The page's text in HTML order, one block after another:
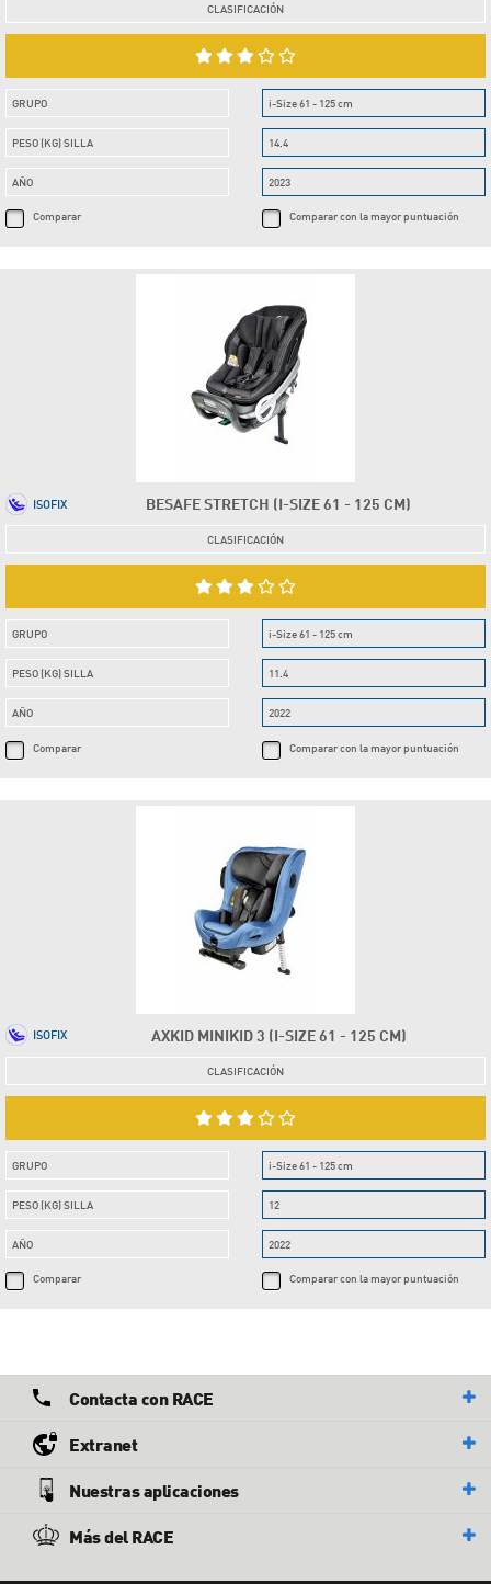
CLASIFICACIÓN
GRUPO
PESO (KG) SILLA
AÑO
Comparar
i-Size 61 - 125 cm
14.4
2023
Comparar con la mayor puntuación
BESAFE STRETCH (I-SIZE 61 - 125 CM)
ISOFIX
CLASIFICACIÓN
GRUPO
PESO (KG) SILLA
AÑO
Comparar
i-Size 61 - 125 cm
11.4
2022
Comparar con la mayor puntuación
AXKID MINIKID 3 (I-SIZE 61 - 125 CM)
ISOFIX
CLASIFICACIÓN
GRUPO
PESO (KG) SILLA
AÑO
Comparar
i-Size 61 - 125 cm
12
2022
Comparar con la mayor puntuación
Contacta con RACE
Extranet
Nuestras aplicaciones
Más del RACE